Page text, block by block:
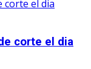
corte el dia